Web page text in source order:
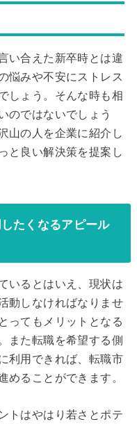
い合えた新卒時とは違
悩みや不安にストレス
しょう。そんな時も相
のではないでしょう
山の人を企業に紹介し
と良い解決策を提案し
たくなるアピール
いるとはいえ、現状は
動しなければなりませ
ってもメリットとなる
また転職を希望する側
利用できれば、転職市
めることができます。
トはやはり若さとポテ